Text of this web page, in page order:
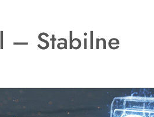
– Stabilne